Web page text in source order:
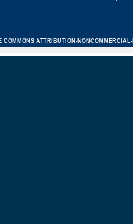
COMMONS ATTRIBUTION-